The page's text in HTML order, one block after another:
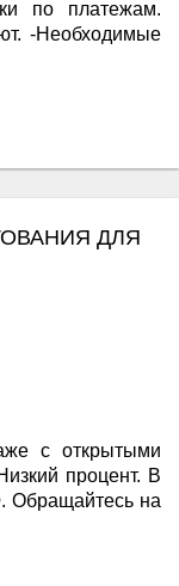
по платежам.
-Необходимые
ДЛЯ
с открытыми
процент. В
Обращайтесь на